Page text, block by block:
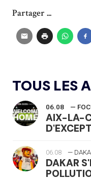
Partager ...
TOUS LES
06.08 —
AIX-LA-
06.08 —
DAKAR